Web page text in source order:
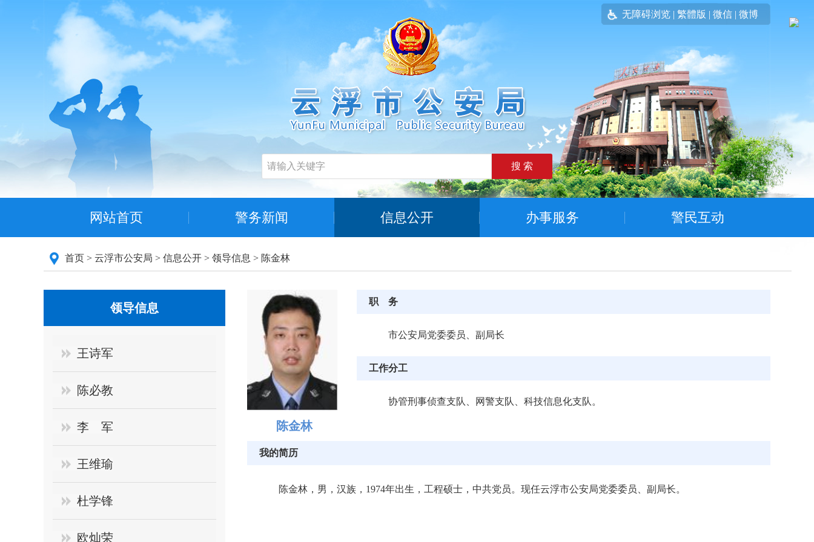
无障碍浏览 | 繁體版 | 微信 | 微博
搜 索
网站首页 警务新闻 信息公开 办事服务 警民互动
首页 > 云浮市公安局 > 信息公开 > 领导信息 > 陈金林
领导信息
王诗军
陈必教
李 军
王维瑜
杜学锋
欧灿荣
陈金林
职 务
市公安局党委委员、副局长
工作分工
协管刑事侦查支队、网警支队、科技信息化支队。
我的简历
陈金林，男，汉族，1974年出生，工程硕士，中共党员。现任云浮市公安局党委委员、副局长。